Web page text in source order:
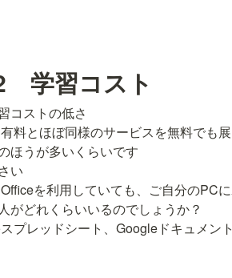
学習コスト
コストの低さ
料とほぼ同様のサービスを無料でも
ほうが多いくらいです
い
を利用していても、ご自分のPC
がどれくらいいるのでしょうか？
プレッドシート、Googleドキュメン